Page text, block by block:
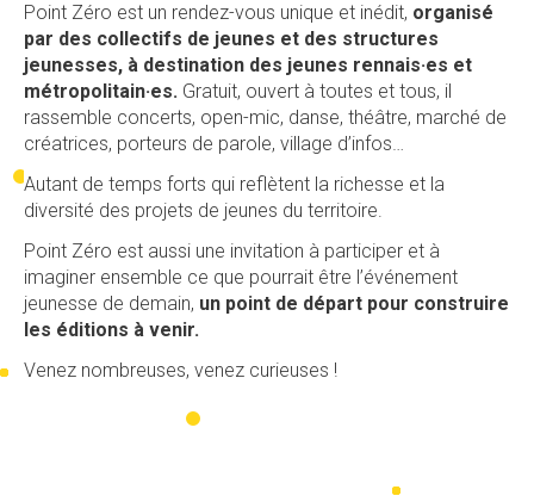
Point Zéro est un rendez-vous unique et inédit, organisé
par des collectifs de jeunes et des structures
jeunesses, à destination des jeunes rennais·es et
métropolitain·es. Gratuit, ouvert à toutes et tous, il
rassemble concerts, open-mic, danse, théâtre, marché de
créatrices, porteurs de parole, village d’infos…
Autant de temps forts qui reflètent la richesse et la
diversité des projets de jeunes du territoire.
Point Zéro est aussi une invitation à participer et à
imaginer ensemble ce que pourrait être l’événement
jeunesse de demain, un point de départ pour construire
les éditions à venir.
Venez nombreuses, venez curieuses !